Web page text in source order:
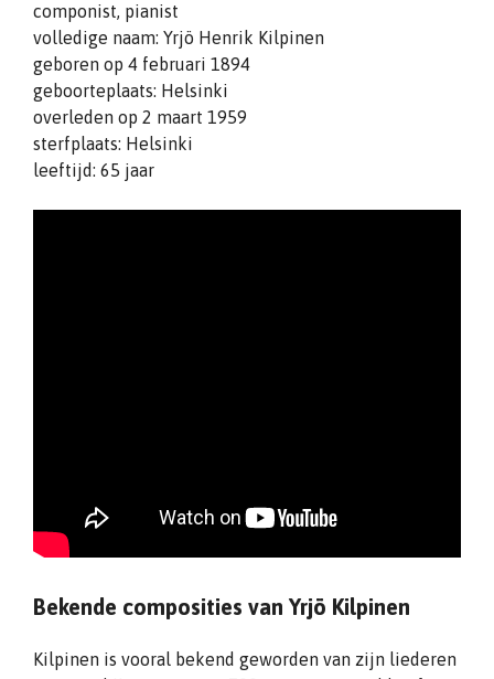
componist, pianist
volledige naam: Yrjö Henrik Kilpinen
geboren op 4 februari 1894
geboorteplaats: Helsinki
overleden op 2 maart 1959
sterfplaats: Helsinki
leeftijd: 65 jaar
Bekende composities van Yrjö Kilpinen
Kilpinen is vooral bekend geworden van zijn liederen